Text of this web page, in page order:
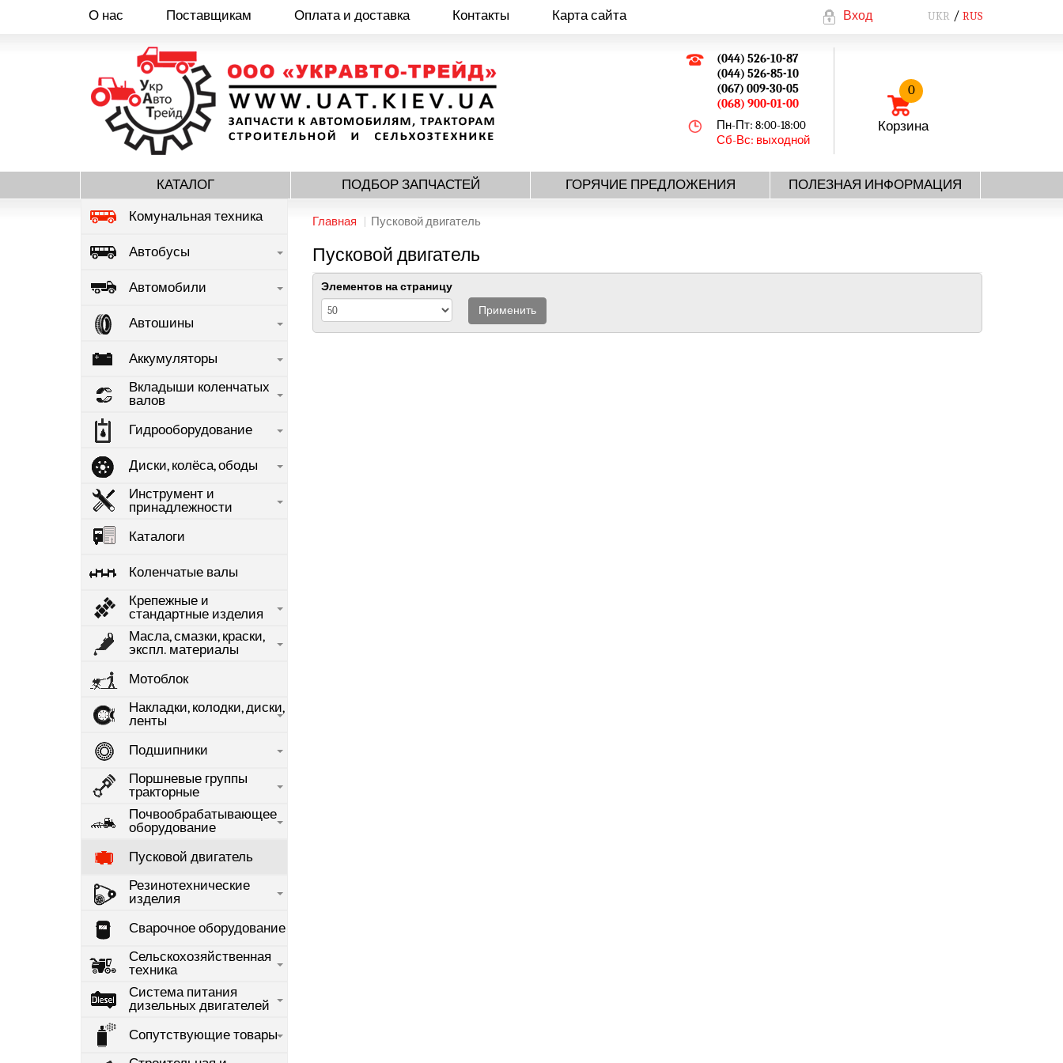
КАТАЛОГ ПОДБОР ЗАПЧАСТЕЙ ГОРЯЧИЕ ПРЕДЛОЖЕНИЯ ПОЛЕЗНАЯ ИНФОРМАЦИЯ
UKR RUS
О нас Поставщикам Оплата и доставка Контакты Карта сайта Вход
(044) 526-10-87
(044) 526-85-10
(067) 009-30-05
(068) 900-01-00
Пн-Пт: 8:00-18:00
Сб-Вс: выходной
0
Корзина
Комунальная техника
Автобусы
Автомобили
Автошины
Аккумуляторы
Вкладыши коленчатых
валов
Гидрооборудование
Диски, колёса, ободы
Инструмент и
принадлежности
Каталоги
Коленчатые валы
Крепежные и
стандартные изделия
Масла, смазки, краски,
экспл. материалы
Мотоблок
Накладки, колодки, диски,
ленты
Подшипники
Поршневые группы
тракторные
Почвообрабатывающее
оборудование
Пусковой двигатель
Резинотехнические
изделия
Сварочное оборудование
Сельскохозяйственная
техника
Система питания
дизельных двигателей
Сопутствующие товары
Главная Пусковой двигатель
Пусковой двигатель
Элементов на страницу
Применить